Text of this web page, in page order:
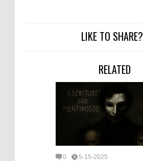
LIKE TO SHARE?
RELATED
0 5-15-2025